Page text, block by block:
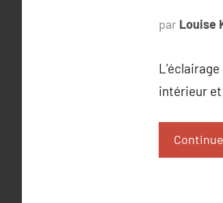
par Louise
intérieur